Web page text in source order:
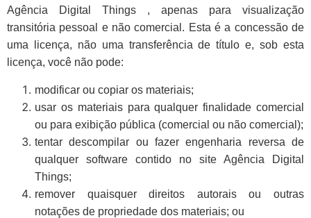
Agência Digital Things , apenas para visualização
transitória pessoal e não comercial. Esta é a concessão de
uma licença, não uma transferência de título e, sob esta
licença, você não pode:
modificar ou copiar os materiais;
usar os materiais para qualquer finalidade comercial
ou para exibição pública (comercial ou não comercial);
tentar descompilar ou fazer engenharia reversa de
qualquer software contido no site Agência Digital
Things;
remover quaisquer direitos autorais ou outras
notações de propriedade dos materiais; ou